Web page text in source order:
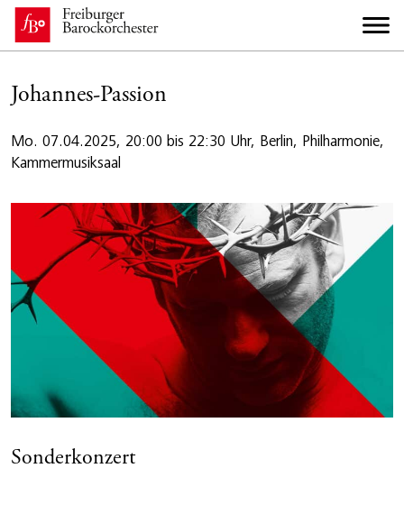
Johannes-Passion
Mo. 07.04.2025, 20:00 bis 22:30 Uhr, Berlin, Philharmonie,
Kammermusiksaal
Sonderkonzert